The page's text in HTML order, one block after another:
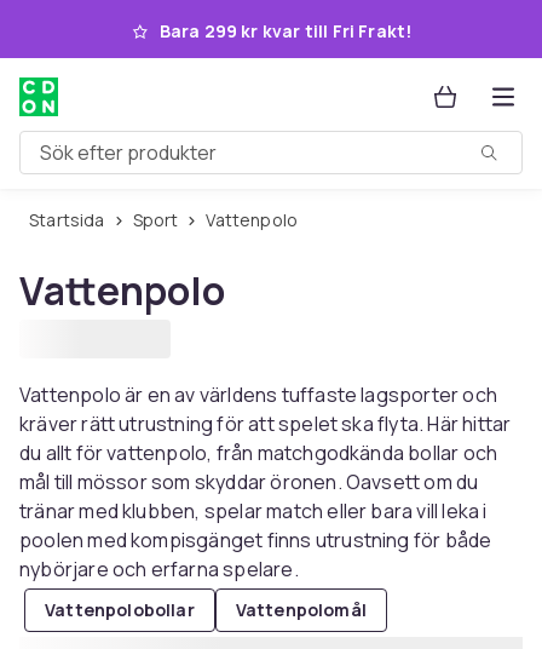
Hoppa till huvudinnehållet
Bara 299 kr kvar till Fri Frakt!
Sök efter produkter
Startsida Sport Vattenpolo
Vattenpolo
Vattenpolo är en av världens tuffaste lagsporter och
kräver rätt utrustning för att spelet ska flyta. Här hittar
du allt för vattenpolo, från matchgodkända bollar och
mål till mössor som skyddar öronen. Oavsett om du
tränar med klubben, spelar match eller bara vill leka i
poolen med kompisgänget finns utrustning för både
nybörjare och erfarna spelare.
Vattenpolobollar Vattenpolomål